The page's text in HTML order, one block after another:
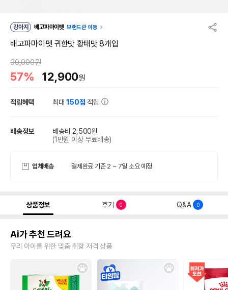
강아지 배고파마이펫 브랜드관 이동
배고파마이펫 귀한맛 황태맛 8개입
30,000원
57% 12,900원
적립혜택 최대150점 적립
배송정보
배송비 2,500원
(1만원 이상 무료배송)
업체배송 결제완료 기준 2 ~ 7일 소요 예정
상품정보 후기 0 Q&A 0
Ai가 추천 드려요
우리 아이를 위한 맞춤 취향 저격 상품